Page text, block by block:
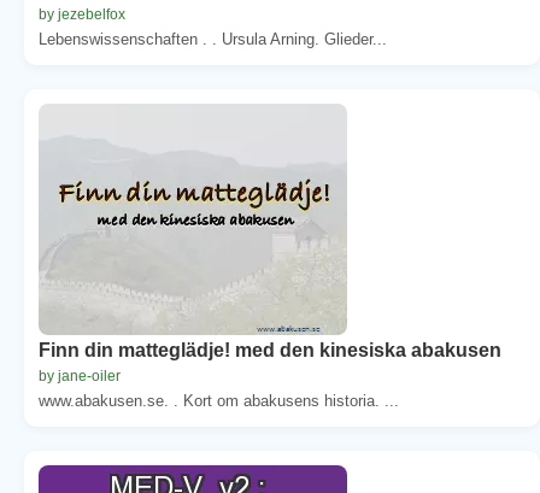
by jezebelfox
Lebenswissenschaften . . Ursula Arning. Glieder...
Finn din matteglädje! med den kinesiska abakusen
by jane-oiler
www.abakusen.se. . Kort om abakusens historia. ...